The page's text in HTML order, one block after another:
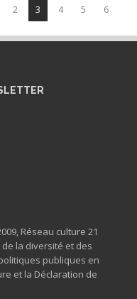
2 3 4 5 6
Réseau culture 21
la diversité et des
publiques en
et la Déclaration de